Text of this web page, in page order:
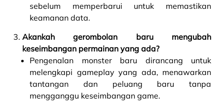
sebelum memperbarui untuk memastikan
keamanan data.
Akankah gerombolan baru mengubah
keseimbangan permainan yang ada?
Pengenalan monster baru dirancang untuk
melengkapi gameplay yang ada, menawarkan
tantangan dan peluang baru tanpa
mengganggu keseimbangan game.